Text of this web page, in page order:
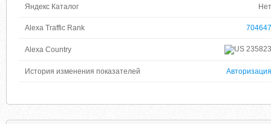
Яндекс Каталог Нет
Alexa Traffic Rank 704647
Alexa Country 235823
История изменения показателей Авторизация